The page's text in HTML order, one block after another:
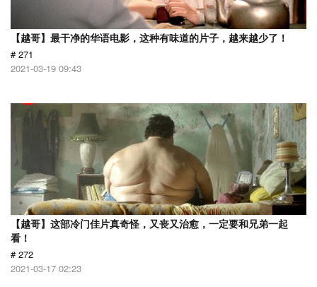
【越哥】最干净的华语电影，这种有味道的片子，越来越少了！
# 271
2021-03-19 09:43
【越哥】这部冷门佳片真奇怪，又丧又治愈，一定要和兄弟一起
看！
# 272
2021-03-17 02:23